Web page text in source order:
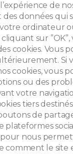
de
des données qui
ordinateur
sur
cookies. Vous
Si
cookies, vous
ou des
votre
tiers
de
plateformes
pour nous
comment le site